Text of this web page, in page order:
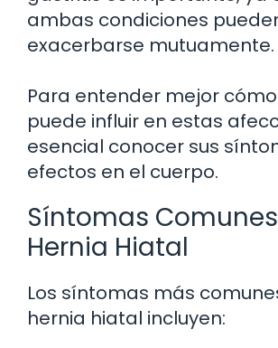
ambas condiciones
exacerbarse mutuamente.
Para entender mejor
puede influir en estas
esencial conocer sus
efectos en el cuerpo.
Síntomas
Hernia Hiatal
Los síntomas más
hernia hiatal incluyen: